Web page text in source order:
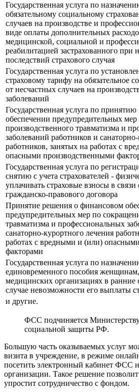
Государственная услуга по
обязательному социальному
случаев на производстве и
виде оплаты дополнительных
медицинской, социальной и
реабилитацией застрахованного
последствий страхового случая
Государственная услуга по
страховому тарифу на обязательное
от несчастных случаев на
заболеваний
Государственная услуга по
обеспечении предупредительных
производственного травматизма и
заболеваний работников и
работников, занятых на работах с
опасными производственными
Государственная услуга по
снятию с учета страхователей -
уплачивать страховые взносы в
гражданско-правового договора
Принятие решения о финансовом
предупредительных мер по
травматизма и профессиональных
санаторно-курортного лечения
работах с вредными и (или)
факторами
Государственная услуга по
единовременного пособия
медицинских организациях в ранние
случае невозможности его выплаты
и другие.
ФСС подчиняется
социальной защиты РФ.
Большую часть оказываемых услуг
визита в учреждение, в режиме
посетить электронный кабинет ФСС
организации. Такое решение
упростит сотрудничество с фондом.